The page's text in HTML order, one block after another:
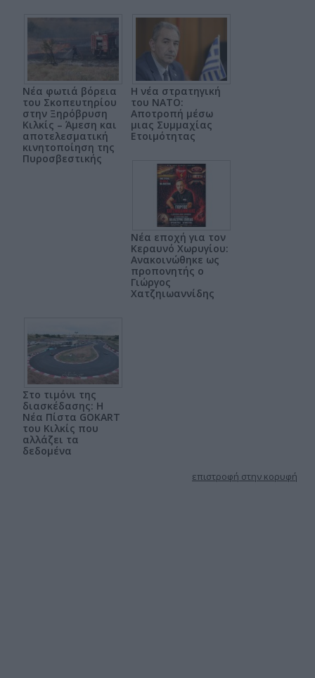
Νέα φωτιά βόρεια
του Σκοπευτηρίου
στην Ξηρόβρυση
Κιλκίς – Άμεση και
αποτελεσματική
κινητοποίηση της
Πυροσβεστικής
Η νέα στρατηγική
του ΝΑΤΟ:
Αποτροπή μέσω
μιας Συμμαχίας
Ετοιμότητας
Νέα εποχή για τον
Κεραυνό Χωρυγίου:
Ανακοινώθηκε ως
προπονητής ο
Γιώργος
Χατζηιωαννίδης
Στο τιμόνι της
διασκέδασης: Η
Νέα Πίστα GOKART
του Κιλκίς που
αλλάζει τα
δεδομένα
επιστροφή στην κορυφή